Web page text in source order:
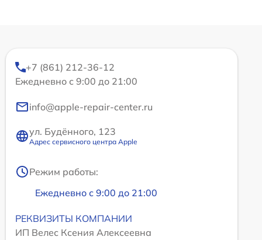
+7 (861) 212-36-12
Ежедневно с 9:00 до 21:00
info@apple-repair-center.ru
ул. Будённого, 123
Адрес сервисного центра Apple
Режим работы:
Ежедневно с 9:00 до 21:00
РЕКВИЗИТЫ КОМПАНИИ
ИП Велес Ксения Алексеевна